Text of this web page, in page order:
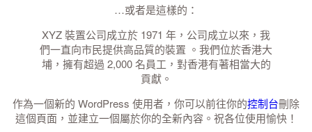
…或者是這樣的：
XYZ 裝置公司成立於 1971 年，公司成立以來，我
們一直向市民提供高品質的裝置 。我們位於香港大
埔，擁有超過 2,000 名員工，對香港有著相當大的
貢獻。
作為一個新的 WordPress 使用者，你可以前往你的控制台刪除
這個頁面，並建立一個屬於你的全新內容。祝各位使用愉快！